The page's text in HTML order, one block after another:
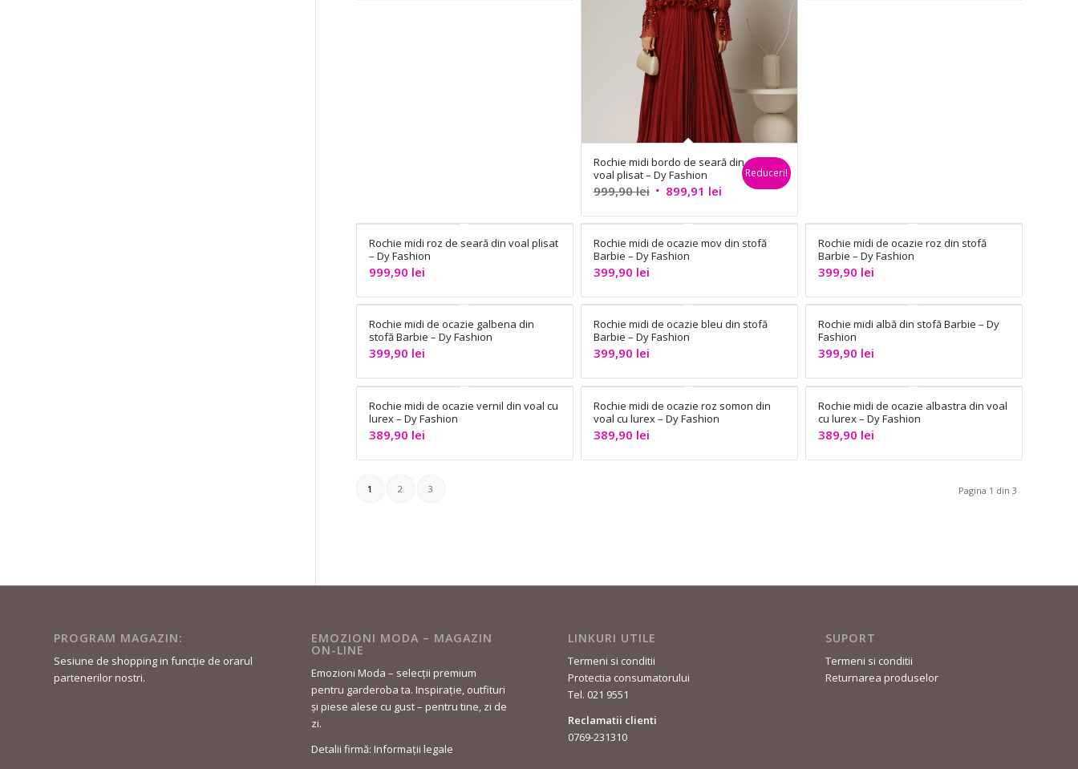
Rochie midi bordo de seară din
voal plisat – Dy Fashion
999,90lei Prețul
a
fost:
899,91 leiPrețul
este:
899,91 lei.
Reduceri!
Rochie midi roz de seară din voal plisat
– Dy Fashion
999,90 lei
Rochie midi de ocazie mov din stofă
Barbie – Dy Fashion
399,90 lei
Rochie midi de ocazie roz din stofă
Barbie – Dy Fashion
399,90 lei
Rochie midi de ocazie galbena din
stofă Barbie – Dy Fashion
399,90 lei
Rochie midi de ocazie bleu din stofă
Barbie – Dy Fashion
399,90 lei
Rochie midi albă din stofă Barbie – Dy
Fashion
399,90 lei
Rochie midi de ocazie vernil din voal cu
lurex – Dy Fashion
389,90 lei
Rochie midi de ocazie roz somon din
voal cu lurex – Dy Fashion
389,90 lei
Rochie midi de ocazie albastra din voal
cu lurex – Dy Fashion
389,90 lei
Pagina 1 din 3
1 2 3
PROGRAM MAGAZIN:
Sesiune de shopping in funcție de orarul
partenerilor nostri.
EMOZIONI MODA – MAGAZIN
ON-LINE
Emozioni Moda – selecții premium
pentru garderoba ta. Inspirație, outfituri
și piese alese cu gust – pentru tine, zi de
zi.
Detalii firmă: Informații legale
LINKURI UTILE
Termeni si conditii
Protectia consumatorului
Tel. 021 9551
Reclamatii clienti
0769-231310
SUPORT
Termeni si conditii
Returnarea produselor